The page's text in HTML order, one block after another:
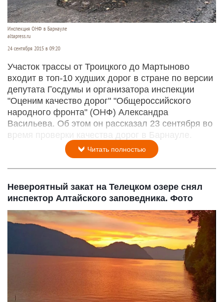
Инспекция ОНФ в Барнауле
altapress.ru
24 сентября 2015 в 09:20
Участок трассы от Троицкого до Мартыново
входит в топ-10 худших дорог в стране по версии
депутата Госдумы и организатора инспекции
"Оценим качество дорог" "Общероссийского
народного фронта" (ОНФ) Александра
Васильева. Об этом он рассказал 23 сентября во
время проверки качества дорог в Барнауле.
Читать полностью
Невероятный закат на Телецком озере снял
инспектор Алтайского заповедника. Фото